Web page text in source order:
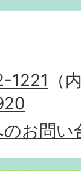
1221 （
お問い